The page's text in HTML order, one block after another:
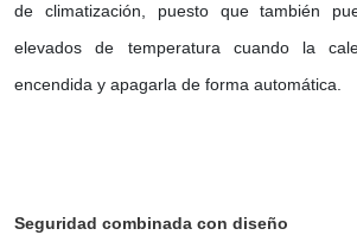
de climatización, puesto que también
elevados de temperatura cuando la
encendida y apagarla de forma automática.
Seguridad combinada con diseño